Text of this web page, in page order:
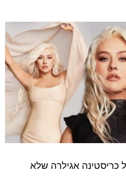
כריסטינה אגילרה שלא